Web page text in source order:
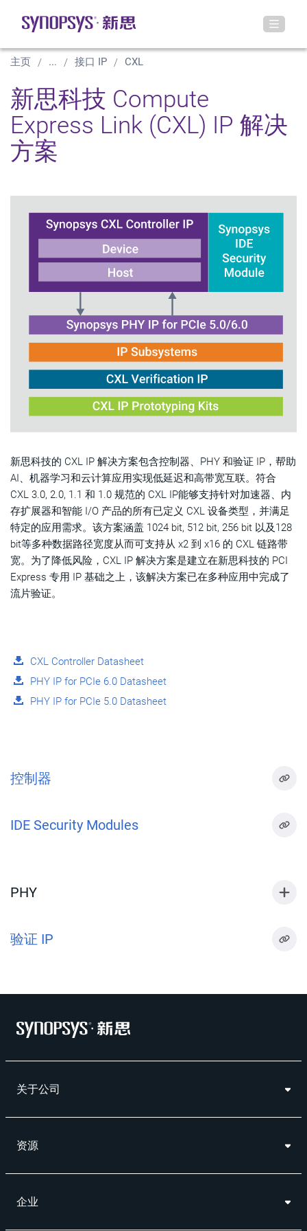
主页 ... 接口 IP CXL
新思科技 Compute
Express Link (CXL) IP 解决
方案
新思科技的 CXL IP 解决方案包含控制器、PHY 和验证 IP，帮助
AI、机器学习和云计算应用实现低延迟和高带宽互联。符合
CXL 3.0, 2.0, 1.1 和 1.0 规范的 CXL IP能够支持针对加速器、内
存扩展器和智能 I/O 产品的所有已定义 CXL 设备类型，并满足
特定的应用需求。该方案涵盖 1024 bit, 512 bit, 256 bit 以及128
bit等多种数据路径宽度从而可支持从 x2 到 x16 的 CXL 链路带
宽。为了降低风险，CXL IP 解决方案是建立在新思科技的 PCI
Express 专用 IP 基础之上，该解决方案已在多种应用中完成了
流片验证。
CXL Controller Datasheet
PHY IP for PCIe 6.0 Datasheet
PHY IP for PCIe 5.0 Datasheet
控制器
IDE Security Modules
PHY
验证 IP
关于公司
资源
企业